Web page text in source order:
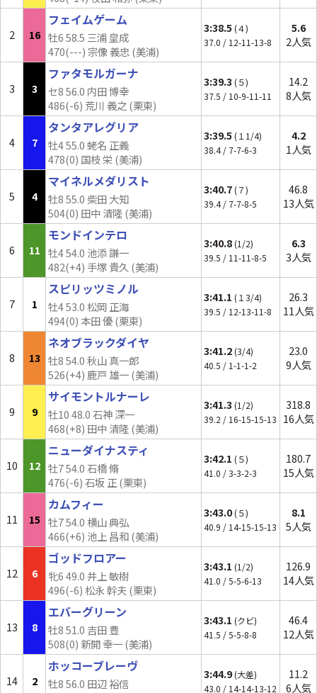
2 16
フェイムゲーム
牡6 58.5 三浦 皇成
470(---) 宗像 義忠 (美浦)
3:38.5(４)
37.0 / 12-11-13-8
5.6
2人気
3 3
ファタモルガーナ
セ8 56.0 内田 博幸
486(-6) 荒川 義之 (栗東)
3:39.3(５)
37.5 / 10-9-11-11
14.2
8人気
4 7
タンタアレグリア
牡4 55.0 蛯名 正義
478(0) 国枝 栄 (美浦)
3:39.5(１1/4)
38.4 / 7-7-6-3
4.2
1人気
5 4
マイネルメダリスト
牡8 55.0 柴田 大知
504(0) 田中 清隆 (美浦)
3:40.7(７)
39.4 / 7-7-8-5
46.8
13人気
6 11
モンドインテロ
牡4 54.0 池添 謙一
482(+4) 手塚 貴久 (美浦)
3:40.8(1/2)
39.5 / 11-11-8-5
6.3
3人気
7 1
スピリッツミノル
牡4 53.0 松岡 正海
494(0) 本田 優 (栗東)
3:41.1 (１3/4)
39.5 / 12-13-11-8
26.3
11人気
8 13
ネオブラックダイヤ
牡8 54.0 秋山 真一郎
526(+4) 鹿戸 雄一 (美浦)
3:41.2(3/4)
40.5 / 1-1-1-2
23.0
9人気
9 9
サイモントルナーレ
牡10 48.0 石神 深一
468(+8) 田中 清隆 (美浦)
3:41.3(1/2)
39.2 / 16-15-15-13
318.8
16人気
10 12
ニューダイナスティ
牡7 54.0 石橋 脩
476(-6) 石坂 正 (栗東)
3:42.1 (５)
41.0 / 3-3-2-3
180.7
15人気
11 15
カムフィー
牡7 54.0 横山 典弘
466(+6) 池上 昌和 (美浦)
3:43.0(５)
40.9 / 14-15-15-13
8.1
5人気
12 6
ゴッドフロアー
牝6 49.0 井上 敏樹
496(-6) 松永 幹夫 (栗東)
3:43.1 (1/2)
41.0 / 5-5-6-13
126.9
14人気
13 8
エバーグリーン
牡8 51.0 吉田 豊
508(0) 新開 幸一 (美浦)
3:43.1 (クビ)
41.5 / 5-5-8-8
46.4
12人気
14 2
ホッコーブレーヴ
牡8 56.0 田辺 裕信
3:44.9(大差)
43.0 / 14-14-13-12
11.2
6人気